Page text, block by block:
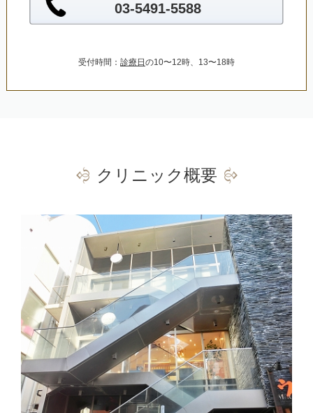
03-5491-5588
受付時間： 診療日 の10〜12時、13〜18時
クリニック概要